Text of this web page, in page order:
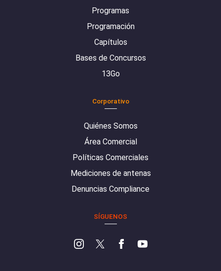
Programas
Programación
Capítulos
Bases de Concursos
13Go
Corporativo
Quiénes Somos
Área Comercial
Políticas Comerciales
Mediciones de antenas
Denuncias Compliance
SÍGUENOS